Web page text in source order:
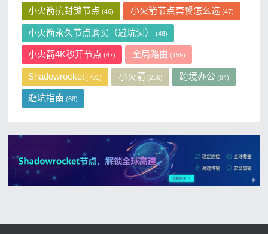
小火箭抗封锁节点 (46) 小火箭节点套餐怎么选(47)
小火箭永久节点购买（避坑词） (48)
小火箭4K秒开节点 (47) 全局路由 (159)
Shadowrocket(701) 小火箭(256) 跨境办公(84)
避坑指南 (68)